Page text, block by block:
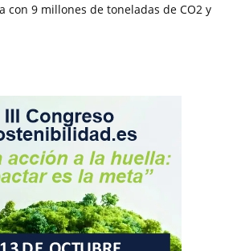
con 9 millones de toneladas de CO2 y